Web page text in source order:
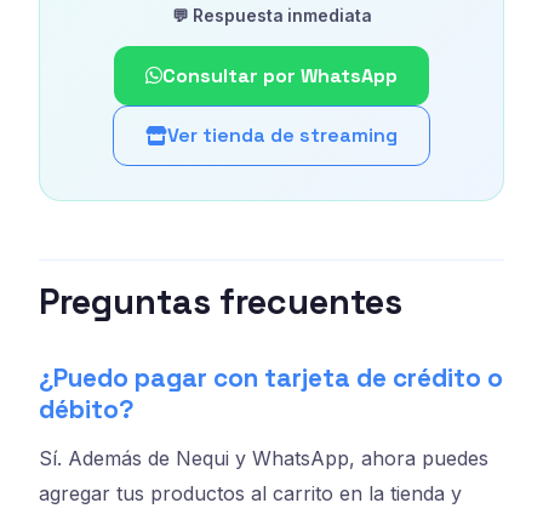
💬 Respuesta inmediata
Consultar por WhatsApp
Ver tienda de streaming
Preguntas frecuentes
¿Puedo pagar con tarjeta de crédito o
débito?
Sí. Además de Nequi y WhatsApp, ahora puedes
agregar tus productos al carrito en la tienda y